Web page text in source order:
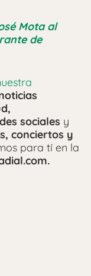
Mota al
de
sociales y
conciertos y
para tí en la